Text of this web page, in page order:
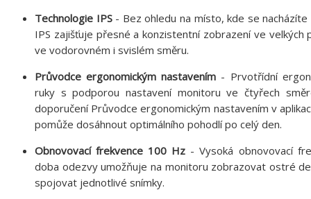
Technologie IPS- Bez ohledu na místo, kde se
IPS zajišťuje přesné a konzistentní zobrazení ve velkých
ve vodorovném i svislém směru.
Průvodce ergonomickým nastavením - Prvotřídní
ruky s podporou nastavení monitoru ve čtyřech
doporučení Průvodce ergonomickým nastavením v
pomůže dosáhnout optimálního pohodlí po celý den.
Obnovovací frekvence 100 Hz - Vysoká obnovovací
doba odezvy umožňuje na monitoru zobrazovat ostré
spojovat jednotlivé snímky.